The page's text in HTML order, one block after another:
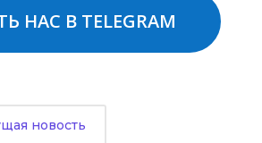
НАС В TELEGRAM
новость